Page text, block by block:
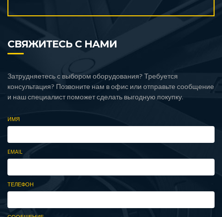
СВЯЖИТЕСЬ С НАМИ
Затрудняетесь с выбором оборудования? Требуется
консультация? Позвоните нам в офис или отправьте сообщение
и наш специалист поможет сделать выгодную покупку.
ИМЯ
EMAIL
ТЕЛЕФОН